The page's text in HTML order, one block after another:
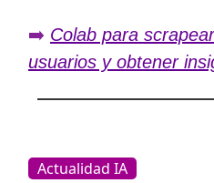
➡️ Colab para
usuarios y obtener
Actualidad IA